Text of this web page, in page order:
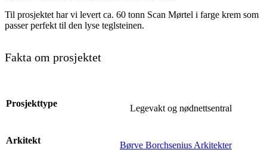
Til prosjektet har vi levert ca. 60 tonn Scan Mørtel i farge krem som
passer perfekt til den lyse teglsteinen.
Fakta om prosjektet
Prosjekttype Legevakt og nødnettsentral
Arkitekt Børve Borchsenius Arkitekter